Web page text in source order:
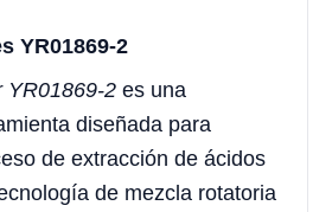
YR01869-2
YR01869-2 es una
diseñada para
de extracción de ácidos
de mezcla rotatoria